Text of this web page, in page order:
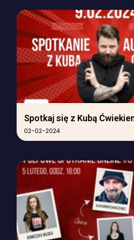
Spotkaj się z Kubą
02-02-2024